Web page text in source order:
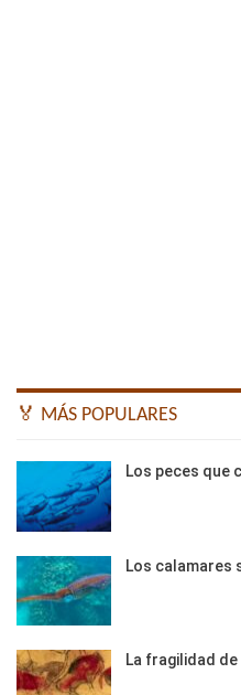
🏅 MÁS POPULARES
Los peces que
Los calamares
La fragilidad